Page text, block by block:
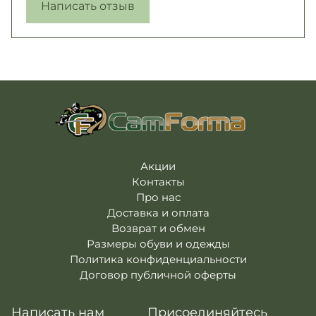
Написать отзыв
Акции
Контакты
Про нас
Доставка и оплата
Возврат и обмен
Размеры обуви и одежды
Политика конфиденциальности
Договор публичной оферты
Написать нам Присоединяйтесь